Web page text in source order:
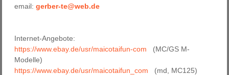
email: gerber-te@web.de
Internet-Angebote:
https://www.ebay.de/usr/maicotaifun-com (MC/GS M-
Modelle)
https://www.ebay.de/usr/maicotaifun_com (md, MC125)